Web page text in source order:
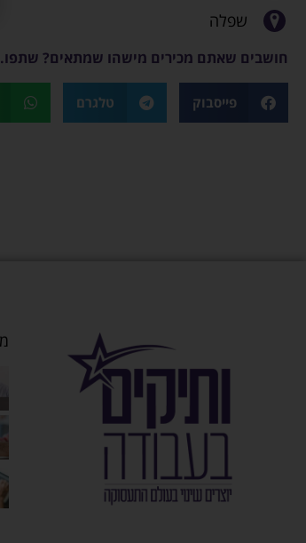
שפלה
חושבים שאתם מכירים מישהו שמתאים?
פייסבוק טלגרם